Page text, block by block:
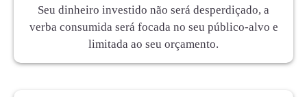
Seu dinheiro investido não será desperdiçado, a
verba consumida será focada no seu público-alvo e
limitada ao seu orçamento.